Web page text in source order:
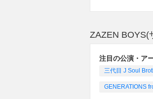
ZAZEN BOYS(
注目の公演・ア
三代目 J Soul
GENERATIONS